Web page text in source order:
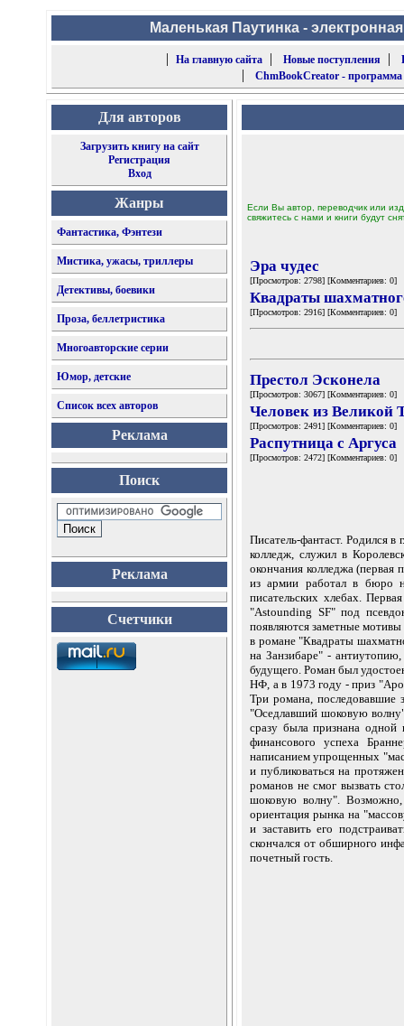
Маленькая Паутинка -
|
На главную сайта| Новые поступления |
| ChmBookCreator -
Для авторов
Загрузить книгу на сайт
Регистрация
Вход
Жанры
Фантастика, Фэнтези
Мистика, ужасы, триллеры
Детективы, боевики
Проза, беллетристика
Многоавторские серии
Юмор, детские
Список всех авторов
Реклама
Поиск
Реклама
Счетчики
Если Вы автор, переводчик или
свяжитесь с нами и книги будут
Эра чудес
[Просмотров: 2798] [Комментариев: 0]
Квадраты
[Просмотров: 2916] [Комментариев: 0]
Престол Эсконела
[Просмотров: 3067] [Комментариев: 0]
Человек из Великой
[Просмотров: 2491] [Комментариев: 0]
Распутница с Аргуса
[Просмотров: 2472] [Комментариев: 0]
Писатель-фантаст. Родился
колледж, служил в
окончания колледжа
из армии работал в бюро
писательских хлебах.
"Astounding SF" под
появляются заметные
в романе "Квадраты
на Занзибаре" - антиутопию,
будущего. Роман был
НФ, а в 1973 году - приз
Три романа,
"Оседлавший шоковую
сразу была признана одной
финансового успеха
написанием упрощенных
и публиковаться на
романов не смог вызвать
шоковую волну". Возможно,
ориентация рынка на
и заставить его
скончался от обширного
почетный гость.